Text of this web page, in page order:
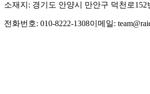
소재지: 경기도 안양시 만안구 덕천로
전화번호: 010-8222-1308이메일: